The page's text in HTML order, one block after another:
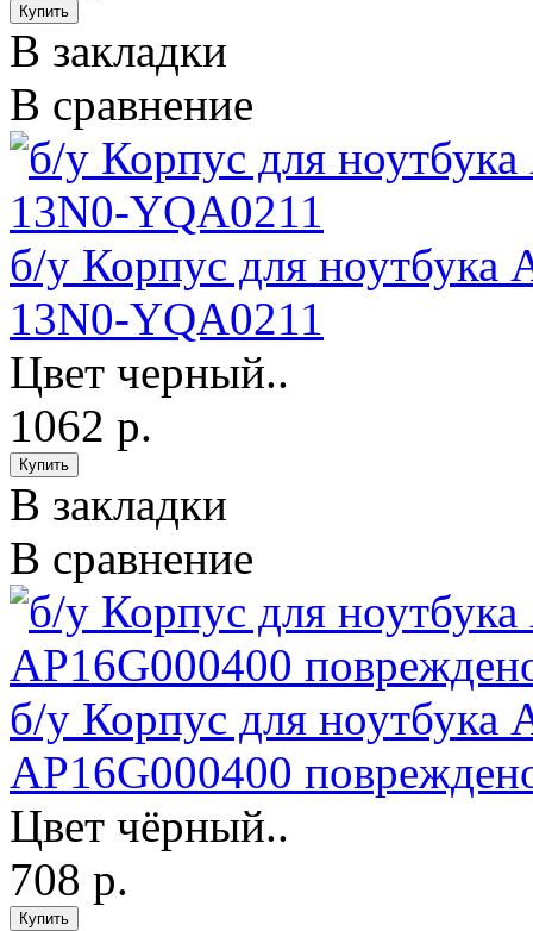
В закладки
В сравнение
б/у Корпус для ноутбука
13N0-YQA0211
Цвет черный..
1062 р.
В закладки
В сравнение
б/у Корпус для ноутбука
AP16G000400
Цвет чёрный..
708 р.